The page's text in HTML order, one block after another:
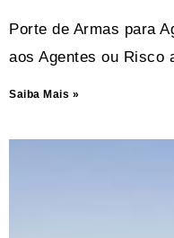
Porte de Armas para
aos Agentes ou Risco
Saiba Mais »